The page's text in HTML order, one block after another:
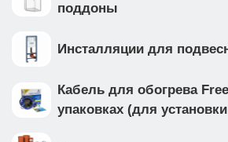
поддоны
Инсталляции для
Кабель для обогрева
упаковках (для